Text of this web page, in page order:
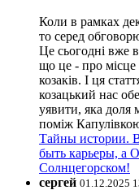
Коли в рамках
то серед
Це сьогодні вже
що це - про місце
козаків. І ця
козацький нас
уявити, яка доля
поміж
Тайны истории. В
быть карьеры, а
Солнцегорском!
сергей 01.12.2025